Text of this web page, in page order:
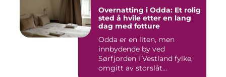
Overnatting i Odda: Et rolig
sted å hvile etter en lang
dag med fotture
Odda er en liten, men
innbydende by ved
Sørfjorden i Vestland fylke,
omgitt av storslåt...